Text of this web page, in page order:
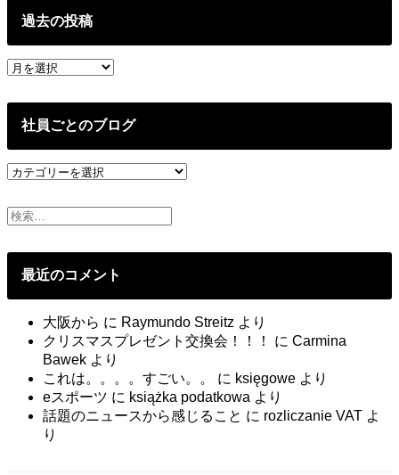
過去の投稿
過
の
社員ごとのブログ
社
ご
と
グ
最近のコメント
大阪から に Raymundo Streitz より
クリスマスプレゼント交換会！！！
に Carmina
Bawek より
これは。。。。すごい。。
に księgowe より
eスポーツ に książka podatkowa より
話題のニュースから感じること に rozliczanie VAT よ
り